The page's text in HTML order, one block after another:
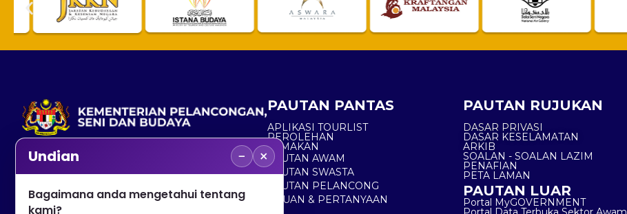
No. 2, Menara 1, Jalan P5/6, Presint 5,
+603 8000 8000
PAUTAN PANTAS
APLIKASI TOURLIST
PEROLEHAN
SEMAKAN
PAUTAN AWAM
PAUTAN SWASTA
PAUTAN PELANCONG
ADUAN & PERTANYAAN
PAUTAN RUJUKAN
DASAR PRIVASI
DASAR KESELAMATAN
ARKIB
SOALAN - SOALAN LAZIM
PENAFIAN
PETA LAMAN
PAUTAN LUAR
Portal MyGOVERNMENT
Undian − ×
Bagaimana anda mengetahui tentang
kami?